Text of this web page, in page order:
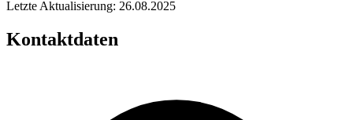
Letzte Aktualisierung: 26.08.2025
Kontaktdaten